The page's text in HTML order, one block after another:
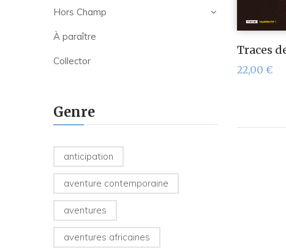
Hors Champ
À paraître
Collector
Genre
anticipation
aventure contemporaine
aventures
aventures africaines
Traces
22,00 €